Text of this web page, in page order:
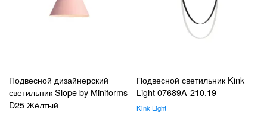
Подвесной дизайнерский
светильник Slope by Miniforms
D25 Жёлтый
Подвесной светильник Kink
Light 07689A-210,19
Kink Light